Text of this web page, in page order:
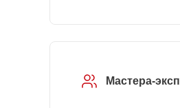
Мастера-